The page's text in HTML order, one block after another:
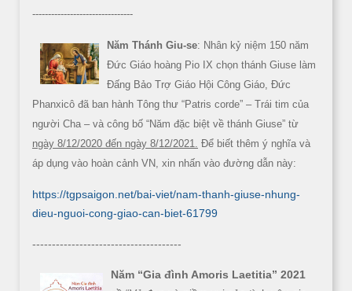
--------------------------------
Năm Thánh Giu-se: Nhân kỷ niệm 150 năm
Đức Giáo hoàng Pio IX chọn thánh Giuse làm
Đấng Bảo Trợ Giáo Hội Công Giáo, Đức
Phanxicô đã ban hành Tông thư “Patris corde” – Trái tim của
người Cha – và công bố “Năm đặc biệt về thánh Giuse” từ
ngày 8/12/2020 đến ngày 8/12/2021. Để biết thêm ý nghĩa và
áp dụng vào hoàn cảnh VN, xin nhấn vào đường dẫn này:
https://tgpsaigon.net/bai-viet/nam-thanh-giuse-nhung-
dieu-nguoi-cong-giao-can-biet-61799
--------------------------------------
Năm “Gia đình Amoris Laetitia” 2021